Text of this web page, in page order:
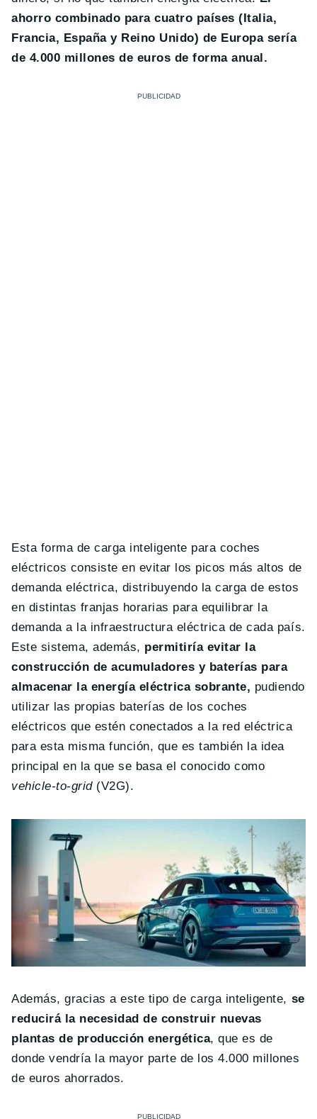
ahorro combinado para cuatro países (Italia,
Francia, España y Reino Unido) de Europa sería
de 4.000 millones de euros de forma anual.
Esta forma de carga inteligente para coches
eléctricos consiste en evitar los picos más altos de
demanda eléctrica, distribuyendo la carga de estos
en distintas franjas horarias para equilibrar la
demanda a la infraestructura eléctrica de cada país.
Este sistema, además, permitiría evitar la
construcción de acumuladores y baterías para
almacenar la energía eléctrica sobrante, pudiendo
utilizar las propias baterías de los coches
eléctricos que estén conectados a la red eléctrica
para esta misma función, que es también la idea
principal en la que se basa el conocido como
vehicle-to-grid(V2G).
Además, gracias a este tipo de carga inteligente, se
reducirá la necesidad de construir nuevas
plantas de producción energética, que es de
donde vendría la mayor parte de los 4.000 millones
de euros ahorrados.